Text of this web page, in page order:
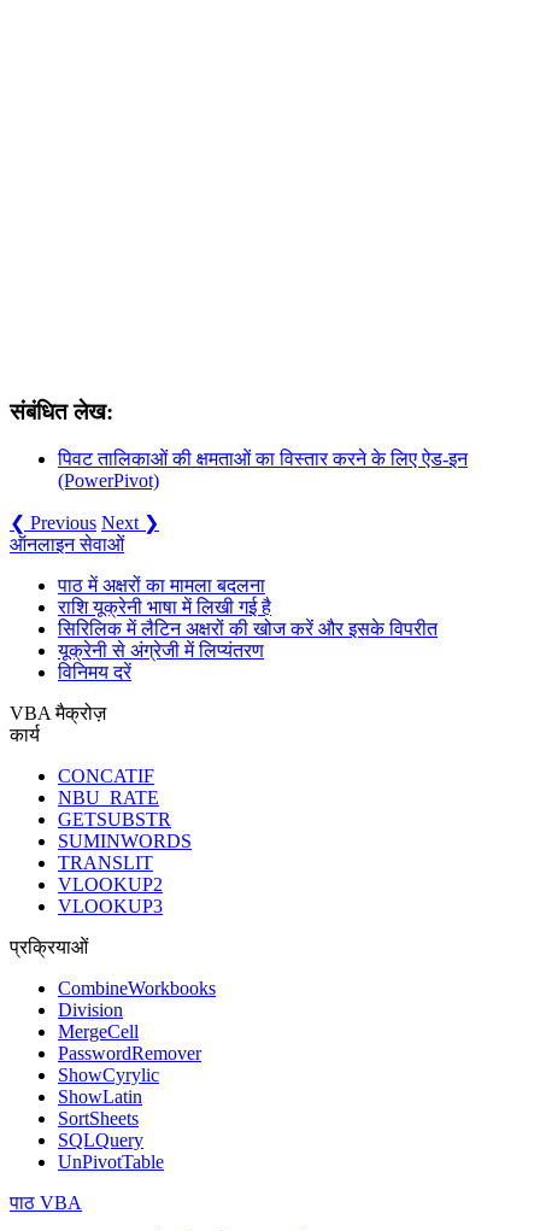
संबंधित लेख:
पिवट तालिकाओं की क्षमताओं का विस्तार करने के लिए ऐड-इन
(PowerPivot)
❮ Previous Next ❯
ऑनलाइन सेवाओं
पाठ में अक्षरों का मामला बदलना
राशि यूक्रेनी भाषा में लिखी गई है
सिरिलिक में लैटिन अक्षरों की खोज करें और इसके विपरीत
यूक्रेनी से अंग्रेजी में लिप्यंतरण
विनिमय दरें
VBA मैक्रोज़
कार्य
CONCATIF
NBU_RATE
GETSUBSTR
SUMINWORDS
TRANSLIT
VLOOKUP2
VLOOKUP3
प्रक्रियाओं
CombineWorkbooks
Division
MergeCell
PasswordRemover
ShowCyrylic
ShowLatin
SortSheets
SQLQuery
UnPivotTable
पाठ VBA